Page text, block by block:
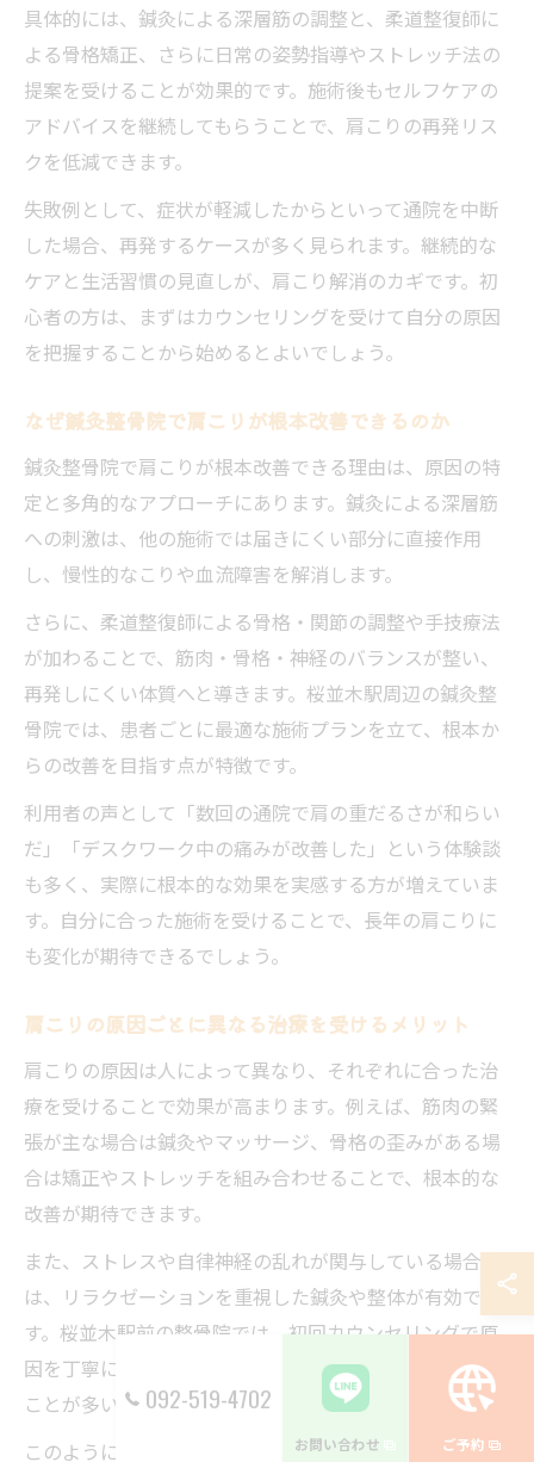
具体的には、鍼灸による深層筋の調整と、柔道整復師に
よる骨格矯正、さらに日常の姿勢指導やストレッチ法の
提案を受けることが効果的です。施術後もセルフケアの
アドバイスを継続してもらうことで、肩こりの再発リス
クを低減できます。
失敗例として、症状が軽減したからといって通院を中断
した場合、再発するケースが多く見られます。継続的な
ケアと生活習慣の見直しが、肩こり解消のカギです。初
心者の方は、まずはカウンセリングを受けて自分の原因
を把握することから始めるとよいでしょう。
なぜ鍼灸整骨院で肩こりが根本改善できるのか
鍼灸整骨院で肩こりが根本改善できる理由は、原因の特
定と多角的なアプローチにあります。鍼灸による深層筋
への刺激は、他の施術では届きにくい部分に直接作用
し、慢性的なこりや血流障害を解消します。
さらに、柔道整復師による骨格・関節の調整や手技療法
が加わることで、筋肉・骨格・神経のバランスが整い、
再発しにくい体質へと導きます。桜並木駅周辺の鍼灸整
骨院では、患者ごとに最適な施術プランを立て、根本か
らの改善を目指す点が特徴です。
利用者の声として「数回の通院で肩の重だるさが和らい
だ」「デスクワーク中の痛みが改善した」という体験談
も多く、実際に根本的な効果を実感する方が増えていま
す。自分に合った施術を受けることで、長年の肩こりに
も変化が期待できるでしょう。
肩こりの原因ごとに異なる治療を受けるメリット
肩こりの原因は人によって異なり、それぞれに合った治
療を受けることで効果が高まります。例えば、筋肉の緊
張が主な場合は鍼灸やマッサージ、骨格の歪みがある場
合は矯正やストレッチを組み合わせることで、根本的な
改善が期待できます。
また、ストレスや自律神経の乱れが関与している場合
は、リラクゼーションを重視した鍼灸や整体が有効で
す。桜並木駅前の整骨院では、初回カウンセリングで原
因を丁寧に分析し、個別に最適な施術プランを提案する
ことが多いです。
このように、原因ごとに異なる治療を受けることで「そ
092-519-4702
お問い合わせ ご予約